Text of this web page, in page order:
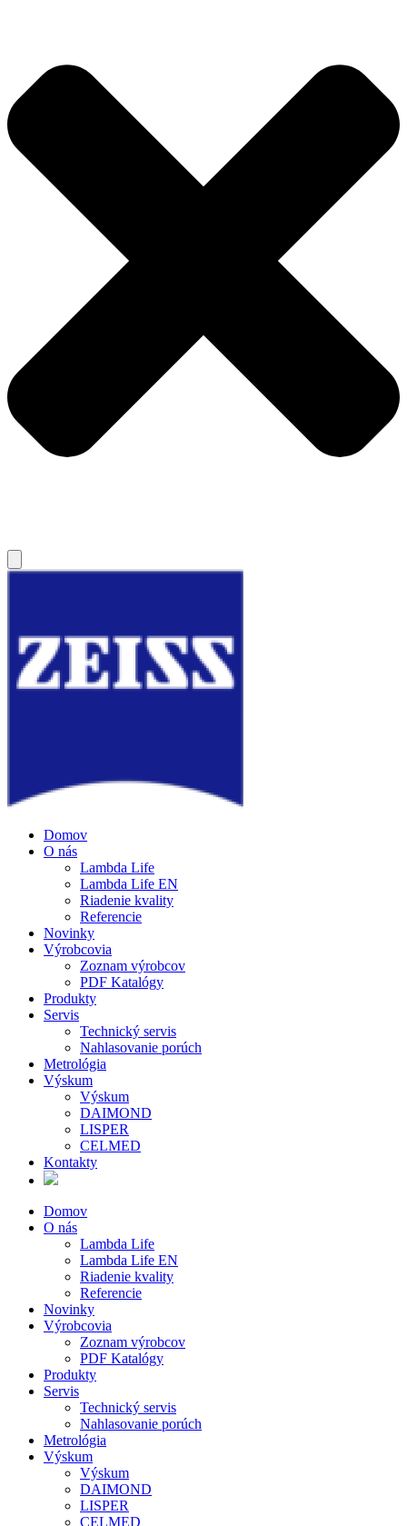
Domov
O nás
Lambda Life
Lambda Life EN
Riadenie kvality
Referencie
Novinky
Výrobcovia
Zoznam výrobcov
PDF Katalógy
Produkty
Servis
Technický servis
Nahlasovanie porúch
Metrológia
Výskum
Výskum
DAIMOND
LISPER
CELMED
Kontakty
Domov
O nás
Lambda Life
Lambda Life EN
Riadenie kvality
Referencie
Novinky
Výrobcovia
Zoznam výrobcov
PDF Katalógy
Produkty
Servis
Technický servis
Nahlasovanie porúch
Metrológia
Výskum
Výskum
DAIMOND
LISPER
CELMED